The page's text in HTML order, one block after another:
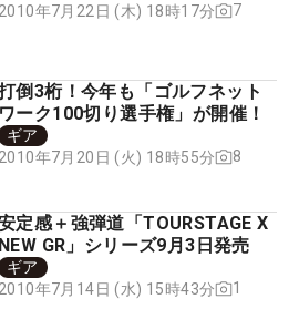
2010年7月22日 (木) 18時17分
7
倒3桁！今年も「ゴルフネット
ワーク100切り選手権」が開催！
ギア
2010年7月20日 (火) 18時55分
8
定感＋強弾道「TOURSTAGE X
NEW GR」シリーズ9月3日発売
ギア
2010年7月14日 (水) 15時43分
1